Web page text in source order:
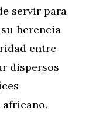
servir para
herencia
entre
dispersos